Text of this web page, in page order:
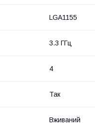
LGA1155
3.3 ГГц
4
Так
Вживаний